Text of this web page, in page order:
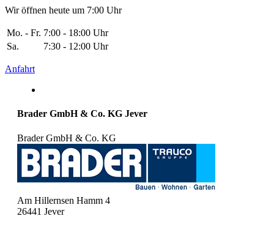
Wir öffnen heute um 7:00 Uhr
Mo. - Fr. 7:00 - 18:00 Uhr
Sa.
7:30 - 12:00 Uhr
Anfahrt
Brader GmbH & Co. KG Jever
Brader GmbH & Co. KG
Am Hillernsen Hamm 4
26441 Jever